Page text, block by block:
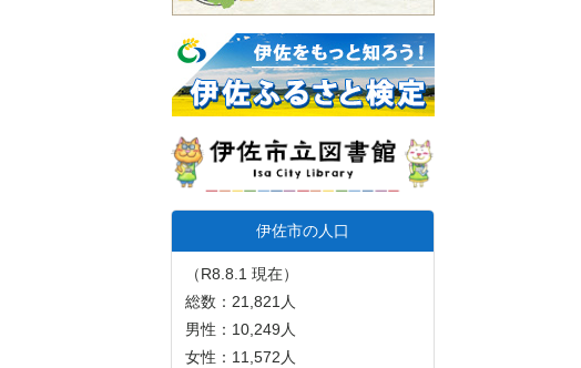
伊佐市の人口
（R8.8.1 現在）
総数：21,821人
男性：10,249人
女性：11,572人